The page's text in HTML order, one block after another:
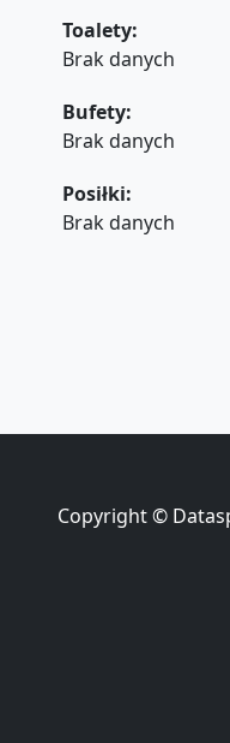
Toalety:
Brak danych
Bufety:
Brak danych
Posiłki:
Brak danych
Copyright ©